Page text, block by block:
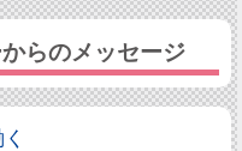
らのメッセージ